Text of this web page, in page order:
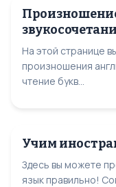
На этой странице
произношения
чтение букв...
Учим
Здесь вы можете
язык правильно!